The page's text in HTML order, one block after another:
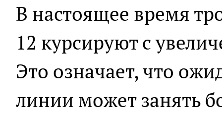
В настоящее время
12 курсируют с
Это означает, что
линии может занять